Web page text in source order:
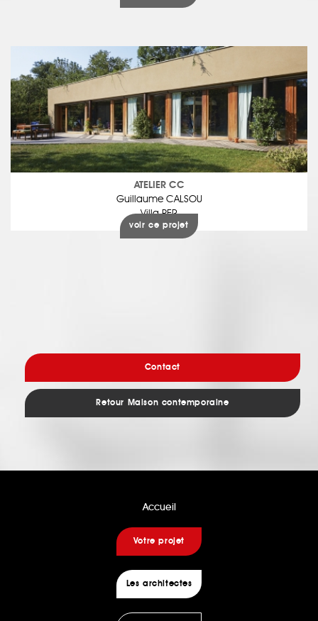
ATELIER CC
Guillaume CALSOU
Villa PER
voir ce projet
Contact
Retour Maison contemporaine
Accueil
Votre projet
Les architectes